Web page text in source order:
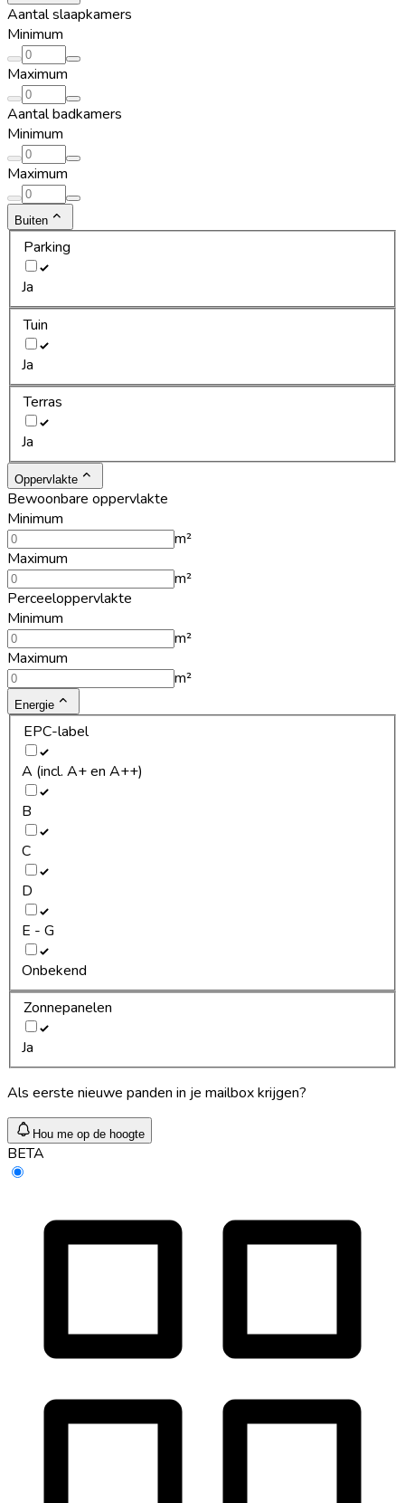
Aantal slaapkamers
Minimum
Maximum
Aantal badkamers
Minimum
Maximum
Buiten
Parking
Ja
Tuin
Ja
Terras
Ja
Oppervlakte
Bewoonbare oppervlakte
Minimum
m²
Maximum
m²
Perceeloppervlakte
Minimum
m²
Maximum
m²
Energie
EPC-label
A (incl. A+ en A++)
B
C
D
E - G
Onbekend
Zonnepanelen
Ja
Als eerste nieuwe panden in je mailbox krijgen?
Hou me op de hoogte
BETA